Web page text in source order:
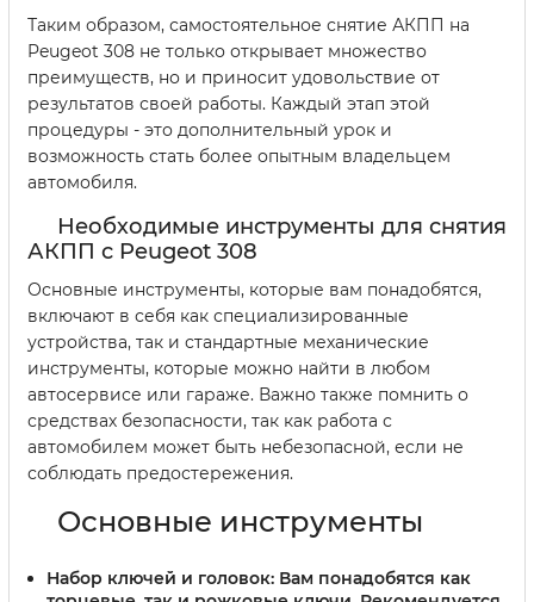
Таким образом, самостоятельное снятие АКПП на
Peugeot 308 не только открывает множество
преимуществ, но и приносит удовольствие от
результатов своей работы. Каждый этап этой
процедуры - это дополнительный урок и
возможность стать более опытным владельцем
автомобиля.
Необходимые инструменты для снятия
АКПП с Peugeot 308
Основные инструменты, которые вам понадобятся,
включают в себя как специализированные
устройства, так и стандартные механические
инструменты, которые можно найти в любом
автосервисе или гараже. Важно также помнить о
средствах безопасности, так как работа с
автомобилем может быть небезопасной, если не
соблюдать предостережения.
Основные инструменты
Набор ключей и головок: Вам понадобятся как